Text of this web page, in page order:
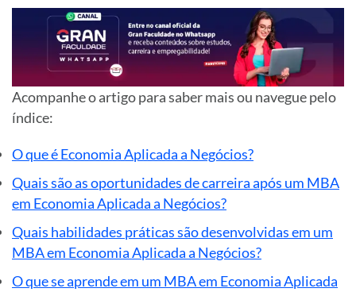
Acompanhe o artigo para saber mais ou navegue pelo
índice:
O que é Economia Aplicada a Negócios?
Quais são as oportunidades de carreira após um MBA
em Economia Aplicada a Negócios?
Quais habilidades práticas são desenvolvidas em um
MBA em Economia Aplicada a Negócios?
O que se aprende em um MBA em Economia Aplicada